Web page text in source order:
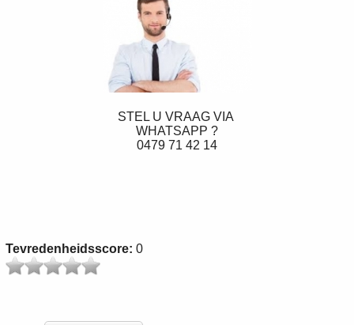
STEL U VRAAG VIA
WHATSAPP ?
0479 71 42 14
Tevredenheidsscore: 0